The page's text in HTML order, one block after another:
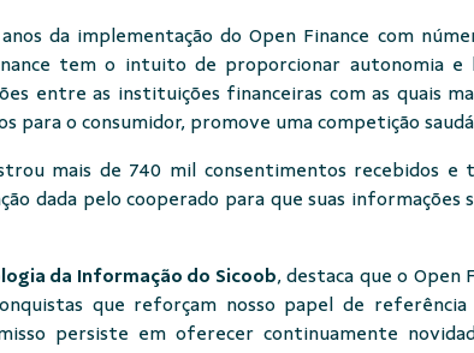
da implementação do Open Finance com
tem o intuito de proporcionar autonomia e
entre as instituições financeiras com as quais
para o consumidor, promove uma competição
mais de 740 mil consentimentos recebidos
dada pelo cooperado para que suas
da Informação do Sicoob, destaca que o Open
que reforçam nosso papel de
persiste em oferecer continuamente